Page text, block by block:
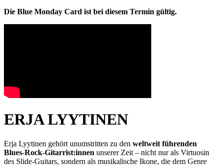
Die Blue Monday Card ist bei diesem Termin gültig.
ERJA LYYTINEN
Erja Lyytinen gehört unumstritten zu den weltweit führenden
Blues‑Rock‑Gitarrist:innen unserer Zeit – nicht nur als Virtuosin
des Slide‑Guitars, sondern als musikalische Ikone, die dem Genre